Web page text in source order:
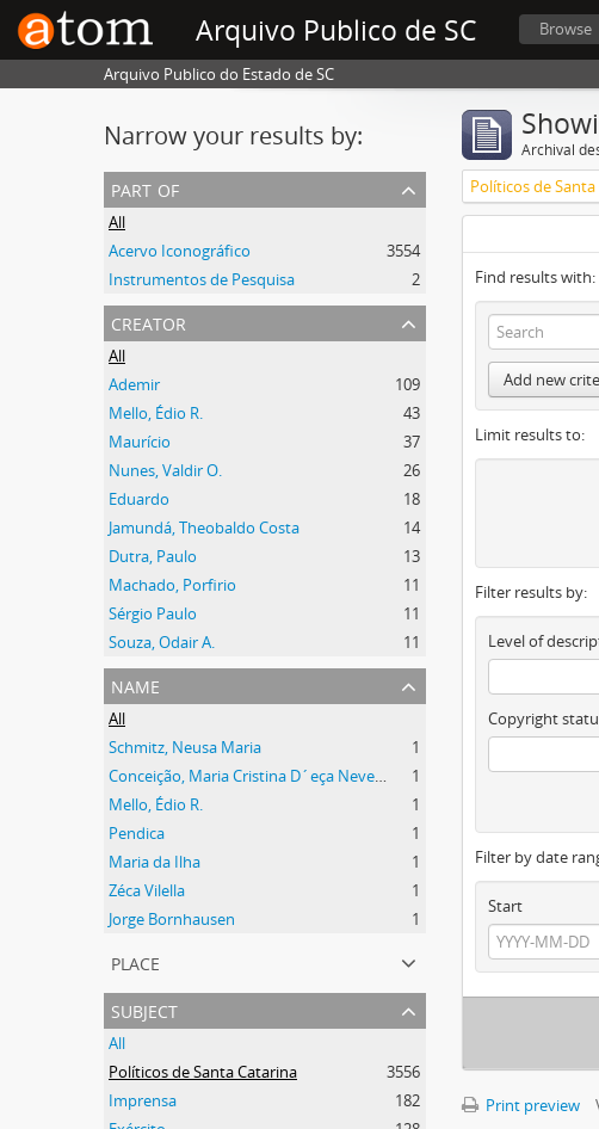
Arquivo Publico de SC Browse
Arquivo Publico do Estado de SC
Narrow your results by:
part of
All
Acervo Iconográfico
3554
Instrumentos de Pesquisa
2
creator
All
Ademir
109
Mello, Édio R.
43
Maurício
37
Nunes, Valdir O.
26
Eduardo
18
Jamundá, Theobaldo Costa
14
Dutra, Paulo
13
Machado, Porfirio
11
Sérgio Paulo
11
Souza, Odair A.
11
name
All
Schmitz, Neusa Maria
1
Conceição, Maria Cristina D´eça Neves Luz da
1
Mello, Édio R.
1
Pendica
1
Maria da Ilha
1
Zéca Vilella
1
Jorge Bornhausen
1
place
subject
All
Políticos de Santa Catarina
3556
Imprensa
182
Archival
Políticos de
Find results with:
Add new
Limit results to:
Filter results by:
Level of
Copyright
Filter by date
Start
Print preview